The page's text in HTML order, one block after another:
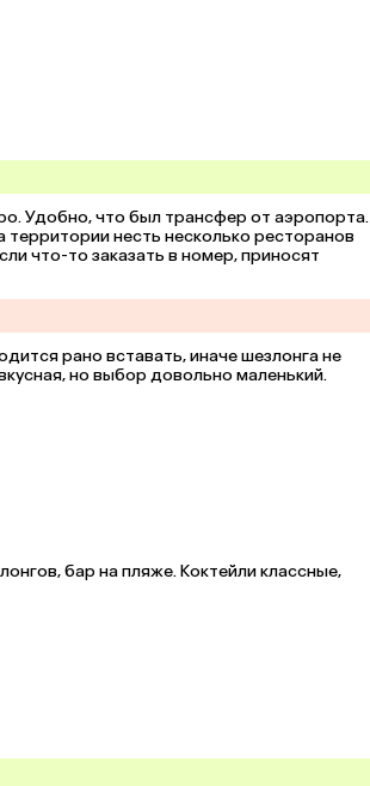
Удобно, что был трансфер от аэропорта.
несть несколько ресторанов
что-то заказать в номер, приносят
рано вставать, иначе шезлонга не
но выбор довольно маленький.
бар на пляже. Коктейли классные,